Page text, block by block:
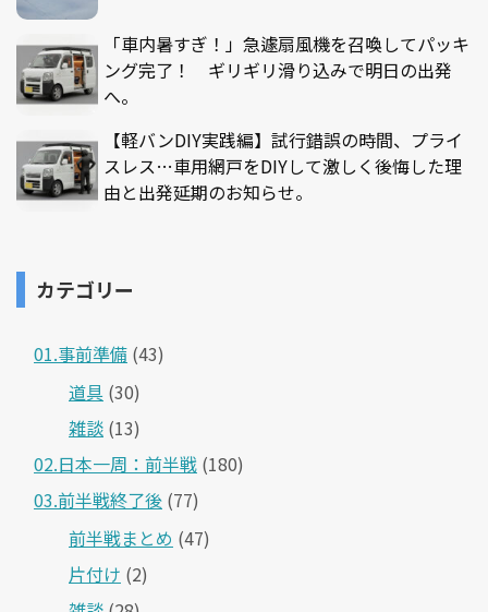
「車内暑すぎ！」急遽扇風機を召喚してパッキ
ング完了！ ギリギリ滑り込みで明日の出発
へ。
【軽バンDIY実践編】試行錯誤の時間、プライ
スレス…車用網戸をDIYして激しく後悔した理
由と出発延期のお知らせ。
カテゴリー
01.事前準備 (43)
道具 (30)
雑談 (13)
02.日本一周：前半戦 (180)
03.前半戦終了後 (77)
前半戦まとめ (47)
片付け (2)